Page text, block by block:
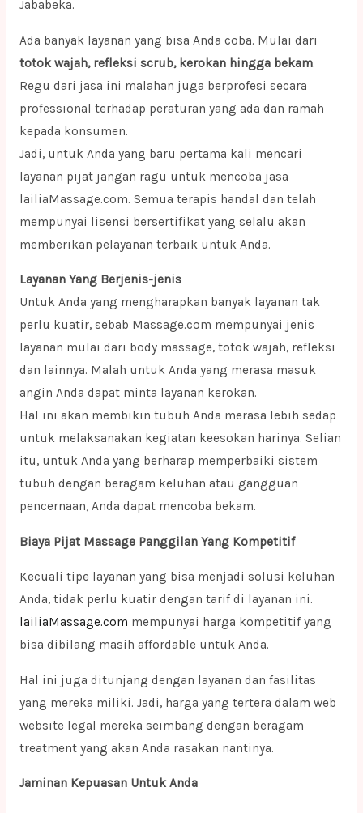
Jababeka.
Ada banyak layanan yang bisa Anda coba. Mulai dari
totok wajah, refleksi scrub, kerokan hingga bekam.
Regu dari jasa ini malahan juga berprofesi secara
professional terhadap peraturan yang ada dan ramah
kepada konsumen.
Jadi, untuk Anda yang baru pertama kali mencari
layanan pijat jangan ragu untuk mencoba jasa
lailiaMassage.com. Semua terapis handal dan telah
mempunyai lisensi bersertifikat yang selalu akan
memberikan pelayanan terbaik untuk Anda.
Layanan Yang Berjenis-jenis
Untuk Anda yang mengharapkan banyak layanan tak
perlu kuatir, sebab Massage.com mempunyai jenis
layanan mulai dari body massage, totok wajah, refleksi
dan lainnya. Malah untuk Anda yang merasa masuk
angin Anda dapat minta layanan kerokan.
Hal ini akan membikin tubuh Anda merasa lebih sedap
untuk melaksanakan kegiatan keesokan harinya. Selian
itu, untuk Anda yang berharap memperbaiki sistem
tubuh dengan beragam keluhan atau gangguan
pencernaan, Anda dapat mencoba bekam.
Biaya Pijat Massage Panggilan Yang Kompetitif
Kecuali tipe layanan yang bisa menjadi solusi keluhan
Anda, tidak perlu kuatir dengan tarif di layanan ini.
lailiaMassage.com mempunyai harga kompetitif yang
bisa dibilang masih affordable untuk Anda.
Hal ini juga ditunjang dengan layanan dan fasilitas
yang mereka miliki. Jadi, harga yang tertera dalam web
website legal mereka seimbang dengan beragam
treatment yang akan Anda rasakan nantinya.
Jaminan Kepuasan Untuk Anda